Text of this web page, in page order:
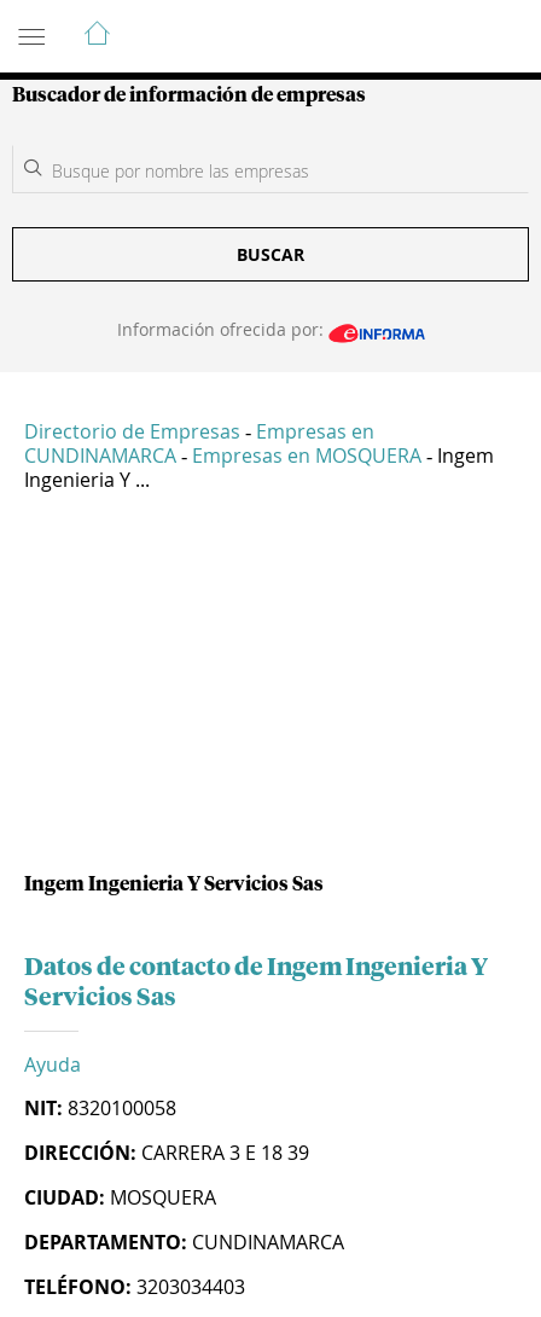
Guía de Empresas Colombianas
Buscador de información de empresas
BUSCAR
Información ofrecida por:
Directorio de Empresas - Empresas en
CUNDINAMARCA - Empresas en MOSQUERA - Ingem
Ingenieria Y ...
Ingem Ingenieria Y Servicios Sas
Datos de contacto de Ingem Ingenieria Y
Servicios Sas
Ayuda
NIT: 8320100058
DIRECCIÓN: CARRERA 3 E 18 39
CIUDAD: MOSQUERA
DEPARTAMENTO: CUNDINAMARCA
TELÉFONO: 3203034403